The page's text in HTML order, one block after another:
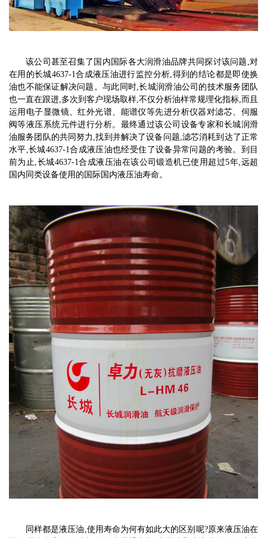
该公司甚至召集了国内国际各大润滑油品牌共同探讨该问题,对
在用的长城4637-1合成液压油进行监控分析,得到的结论都是即使换
油也不能保证解决问题。与此同时,长城润滑油公司的技术服务团队
也一直在跟进,多次到客户现场取样,不仅分析油样常规理化指标,而且
运用电子显微镜、红外光谱、能谱仪等先进分析仪器对滤芯、伺服
阀等液压系统元件进行分析。最终通过该公司设备专家和长城润滑
油服务团队的共同努力,找到并解决了设备问题,滤芯消耗到达了正常
水平,长城4637-1合成液压油也经受住了设备异常问题的考验。到目
前为止,长城4637-1合成液压油在该公司锻造机已使用超过5年,远超
国内同类设备使用的国际国内液压油寿命。
同样都是液压油,使用寿命为何有如此大的区别呢?原来液压油在